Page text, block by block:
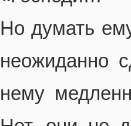
Но думать
неожиданно
нему